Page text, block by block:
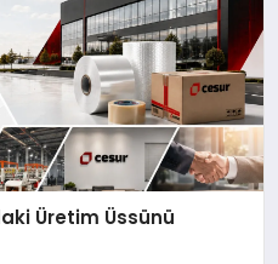
Üretim Üssünü